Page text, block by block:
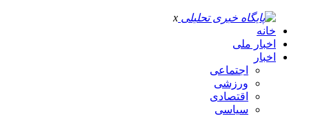
x
خانه
اخبار ملی
اخبار
اجتماعی
ورزشی
اقتصادی
سیاسی